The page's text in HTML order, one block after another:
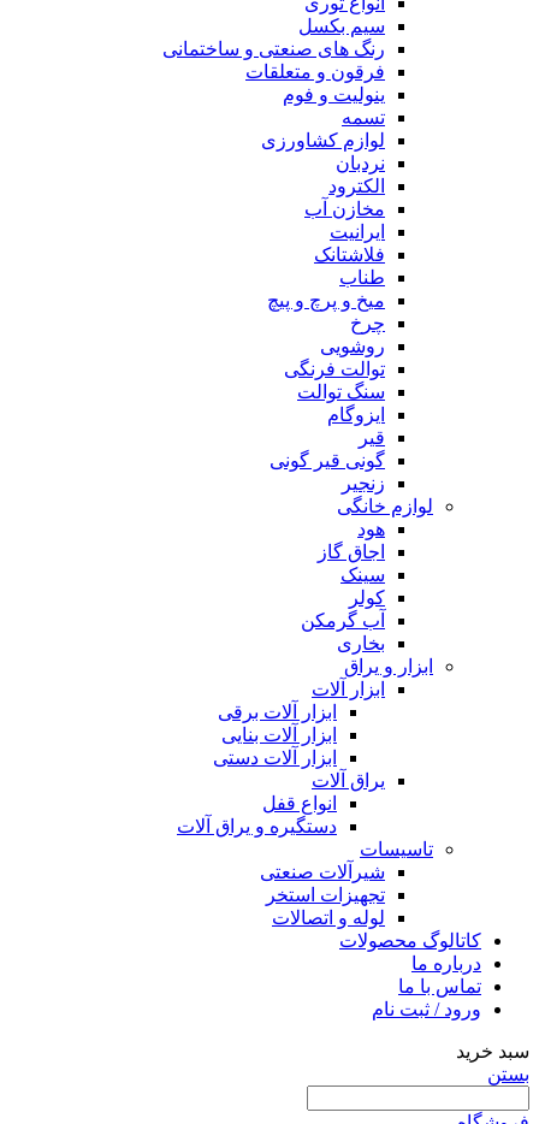
سیم بکسل
رنگ های صنعتی و ساختمانی
فرقون و متعلقات
ینولیت و فوم
تسمه
لوازم کشاورزی
نردبان
الکترود
مخازن آب
ایرانیت
فلاشتانک
طناب
میخ و پرچ و پیچ
چرخ
روشویی
توالت فرنگی
سنگ توالت
ایزوگام
قیر
گونی قیر گونی
زنجیر
لوازم خانگی
هود
اجاق گاز
سینک
کولر
آب گرمکن
بخاری
ابزار و یراق
ابزار آلات
ابزار آلات برقی
ابزار آلات بنایی
ابزار آلات دستی
یراق آلات
انواع قفل
دستگیره و یراق آلات
تاسیسات
شیرآلات صنعتی
تجهیزات استخر
لوله و اتصالات
کاتالوگ محصولات
درباره ما
تماس با ما
ورود / ثبت نام
سبد خرید
بستن